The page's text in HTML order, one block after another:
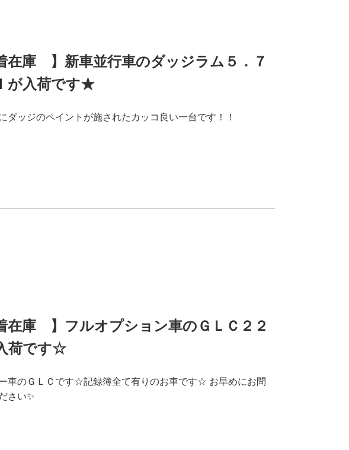
在庫 】新車並行車のダッジラム５．７
が入荷です★
ダッジのペイントが施されたカッコ良い一台です！！
在庫 】フルオプション車のＧＬＣ２２
荷です☆
車のＧＬＣです☆記録簿全て有りのお車です☆ お早めにお問
さい✨